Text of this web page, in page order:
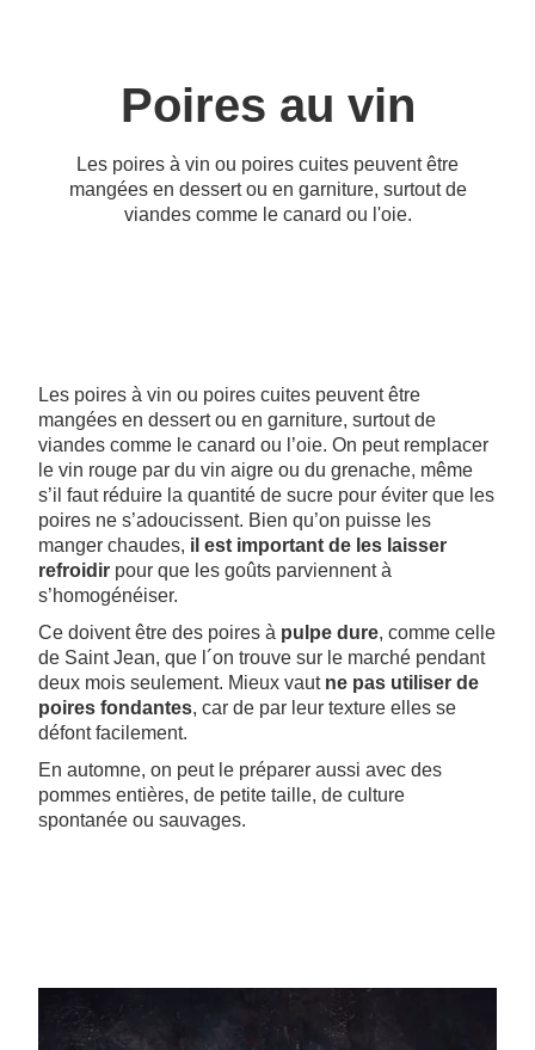
Poires au vin
Les poires à vin ou poires cuites peuvent être
mangées en dessert ou en garniture, surtout de
viandes comme le canard ou l'oie.
Les poires à vin ou poires cuites peuvent être
mangées en dessert ou en garniture, surtout de
viandes comme le canard ou l’oie. On peut remplacer
le vin rouge par du vin aigre ou du grenache, même
s’il faut réduire la quantité de sucre pour éviter que les
poires ne s’adoucissent. Bien qu’on puisse les
manger chaudes, il est important de les laisser
refroidir pour que les goûts parviennent à
s’homogénéiser.
Ce doivent être des poires à pulpe dure, comme celle
de Saint Jean, que l´on trouve sur le marché pendant
deux mois seulement. Mieux vautne pas utiliser de
poires fondantes, car de par leur texture elles se
défont facilement.
En automne, on peut le préparer aussi avec des
pommes entières, de petite taille, de culture
spontanée ou sauvages.